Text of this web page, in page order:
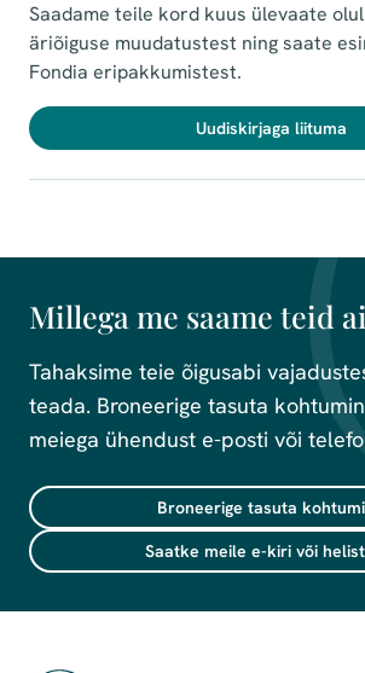
Saadame teile kord kuus ülevaate
äriõiguse muudatustest ning saate
Fondia eripakkumistest.
Uudiskirjaga liituma
Millega me saame teid
Tahaksime teie õigusabi
teada. Broneerige tasuta
meiega ühendust e-posti või
Broneerige tasuta
Saatke meile e-kiri või